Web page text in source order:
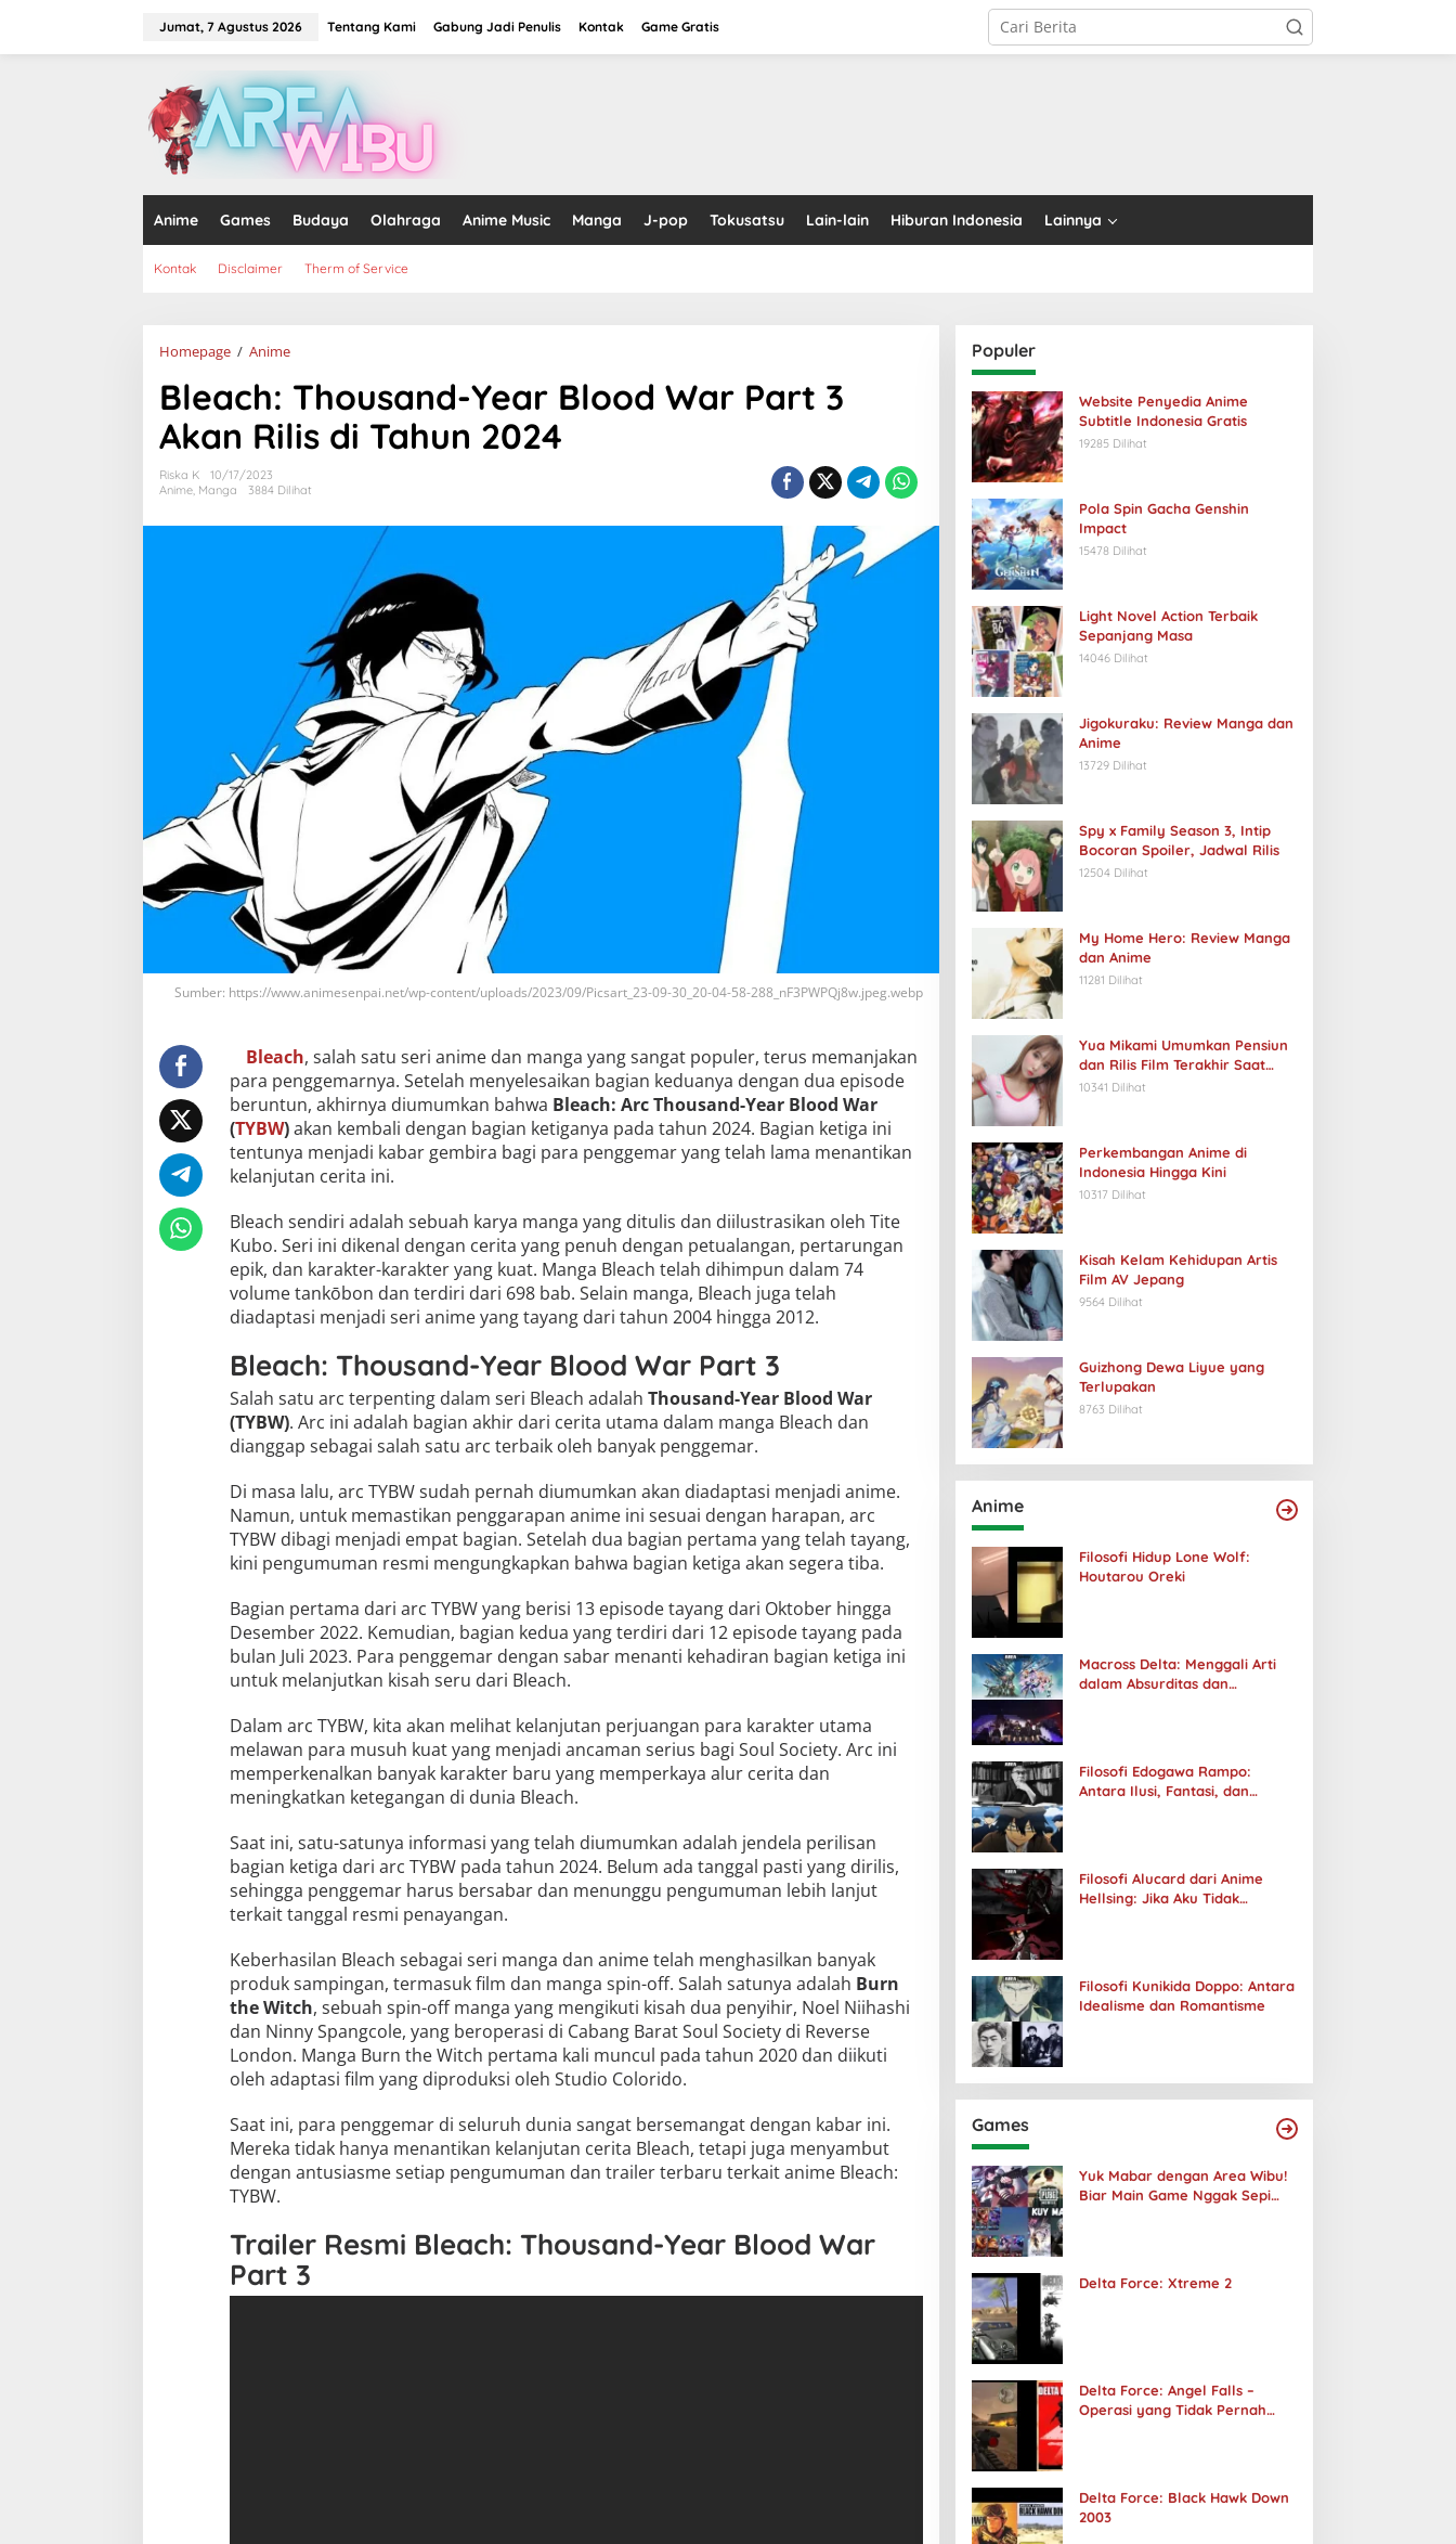
Jumat, 7 Agustus 2026 Tentang Kami Gabung Jadi Penulis Kontak Game Gratis
Anime Games Budaya Olahraga Anime Music Manga J-pop Tokusatsu Lain-lain Hiburan Indonesia Lainnya
Kontak Disclaimer Therm of Service
Homepage / AnimeBleach:
Year
Blood
War
Part
Akan
di
Bleach: Thousand-Year Blood War Part 3
Akan Rilis di Tahun 2024
Riska K
10/17/2023
Anime, Manga 3884 Dilihat
Sumber: https://www.animesenpai.net/wp-content/uploads/2023/09/Picsart_23-09-30_20-04-58-288_nF3PWPQj8w.jpeg.webp
Bleach, salah satu seri anime dan manga yang sangat populer, terus memanjakan
para penggemarnya. Setelah menyelesaikan bagian keduanya dengan dua episode
beruntun, akhirnya diumumkan bahwa Bleach: Arc Thousand-Year Blood War
(TYBW)akan kembali dengan bagian ketiganya pada tahun 2024. Bagian ketiga ini
tentunya menjadi kabar gembira bagi para penggemar yang telah lama menantikan
kelanjutan cerita ini.
Bleach sendiri adalah sebuah karya manga yang ditulis dan diilustrasikan oleh Tite
Kubo. Seri ini dikenal dengan cerita yang penuh dengan petualangan, pertarungan
epik, dan karakter-karakter yang kuat. Manga Bleach telah dihimpun dalam 74
volume tankōbon dan terdiri dari 698 bab. Selain manga, Bleach juga telah
diadaptasi menjadi seri anime yang tayang dari tahun 2004 hingga 2012.
Bleach: Thousand-Year Blood War Part 3
Salah satu arc terpenting dalam seri Bleach adalah Thousand-Year Blood War
(TYBW). Arc ini adalah bagian akhir dari cerita utama dalam manga Bleach dan
dianggap sebagai salah satu arc terbaik oleh banyak penggemar.
Di masa lalu, arc TYBW sudah pernah diumumkan akan diadaptasi menjadi anime.
Namun, untuk memastikan penggarapan anime ini sesuai dengan harapan, arc
TYBW dibagi menjadi empat bagian. Setelah dua bagian pertama yang telah tayang,
kini pengumuman resmi mengungkapkan bahwa bagian ketiga akan segera tiba.
Bagian pertama dari arc TYBW yang berisi 13 episode tayang dari Oktober hingga
Desember 2022. Kemudian, bagian kedua yang terdiri dari 12 episode tayang pada
bulan Juli 2023. Para penggemar dengan sabar menanti kehadiran bagian ketiga ini
untuk melanjutkan kisah seru dari Bleach.
Dalam arc TYBW, kita akan melihat kelanjutan perjuangan para karakter utama
melawan para musuh kuat yang menjadi ancaman serius bagi Soul Society. Arc ini
memperkenalkan banyak karakter baru yang memperkaya alur cerita dan
meningkatkan ketegangan di dunia Bleach.
Saat ini, satu-satunya informasi yang telah diumumkan adalah jendela perilisan
bagian ketiga dari arc TYBW pada tahun 2024. Belum ada tanggal pasti yang dirilis,
sehingga penggemar harus bersabar dan menunggu pengumuman lebih lanjut
terkait tanggal resmi penayangan.
Keberhasilan Bleach sebagai seri manga dan anime telah menghasilkan banyak
produk sampingan, termasuk film dan manga spin-off. Salah satunya adalah Burn
the Witch, sebuah spin-off manga yang mengikuti kisah dua penyihir, Noel Niihashi
dan Ninny Spangcole, yang beroperasi di Cabang Barat Soul Society di Reverse
London. Manga Burn the Witch pertama kali muncul pada tahun 2020 dan diikuti
oleh adaptasi film yang diproduksi oleh Studio Colorido.
Saat ini, para penggemar di seluruh dunia sangat bersemangat dengan kabar ini.
Mereka tidak hanya menantikan kelanjutan cerita Bleach, tetapi juga menyambut
dengan antusiasme setiap pengumuman dan trailer terbaru terkait anime Bleach:
TYBW.
Trailer Resmi Bleach: Thousand-Year Blood War
Part 3
Populer
Website Penyedia Anime
Subtitle Indonesia Gratis
19285 Dilihat
Pola Spin Gacha Genshin
Impact
15478 Dilihat
Light Novel Action Terbaik
Sepanjang Masa
14046 Dilihat
Jigokuraku: Review Manga dan
Anime
13729 Dilihat
Spy x Family Season 3, Intip
Bocoran Spoiler, Jadwal Rilis
12504 Dilihat
My Home Hero: Review Manga
dan Anime
11281 Dilihat
Yua Mikami Umumkan Pensiun
dan Rilis Film Terakhir Saat
Ulang Tahun
10341 Dilihat
Perkembangan Anime di
Indonesia Hingga Kini
10317 Dilihat
Kisah Kelam Kehidupan Artis
Film AV Jepang
9564 Dilihat
Guizhong Dewa Liyue yang
Terlupakan
8763 Dilihat
Anime
Filosofi Hidup Lone Wolf:
Houtarou Oreki
Macross Delta: Menggali Arti
dalam Absurditas dan
Filosofi Edogawa Rampo:
Antara Ilusi, Fantasi, dan
Filosofi Alucard dari Anime
Hellsing: Jika Aku Tidak
Filosofi Kunikida Doppo: Antara
Idealisme dan Romantisme
Games
Yuk Mabar dengan Area Wibu!
Biar Main Game Nggak Sepi
Delta Force: Xtreme 2
Delta Force: Angel Falls –
Operasi yang Tidak Pernah
Delta Force: Black Hawk Down
2003